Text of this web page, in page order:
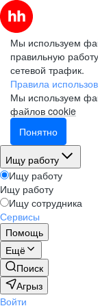
Мы используем
правильную
сетевой трафик.
Правила
Мы используем
файлов cookie
Понятно
Ищу работу
Ищу работу
Ищу работу
Ищу сотрудника
Сервисы
Помощь
Ещё
Поиск
Агрыз
Войти